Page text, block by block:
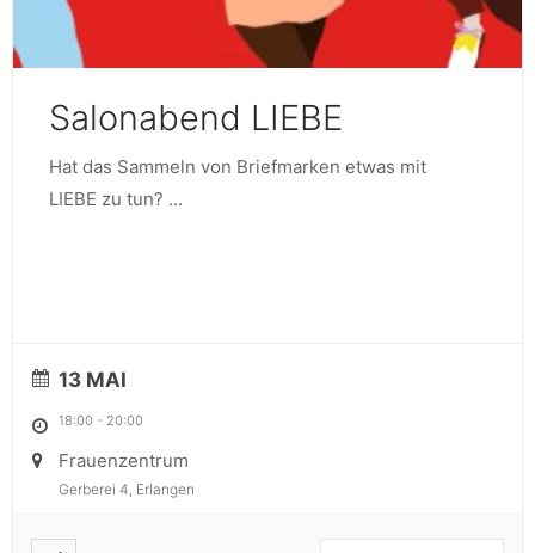
Salonabend LIEBE
Hat das Sammeln von Briefmarken etwas mit
LIEBE zu tun? ...
13 MAI
18:00 - 20:00
Frauenzentrum
Gerberei 4, Erlangen